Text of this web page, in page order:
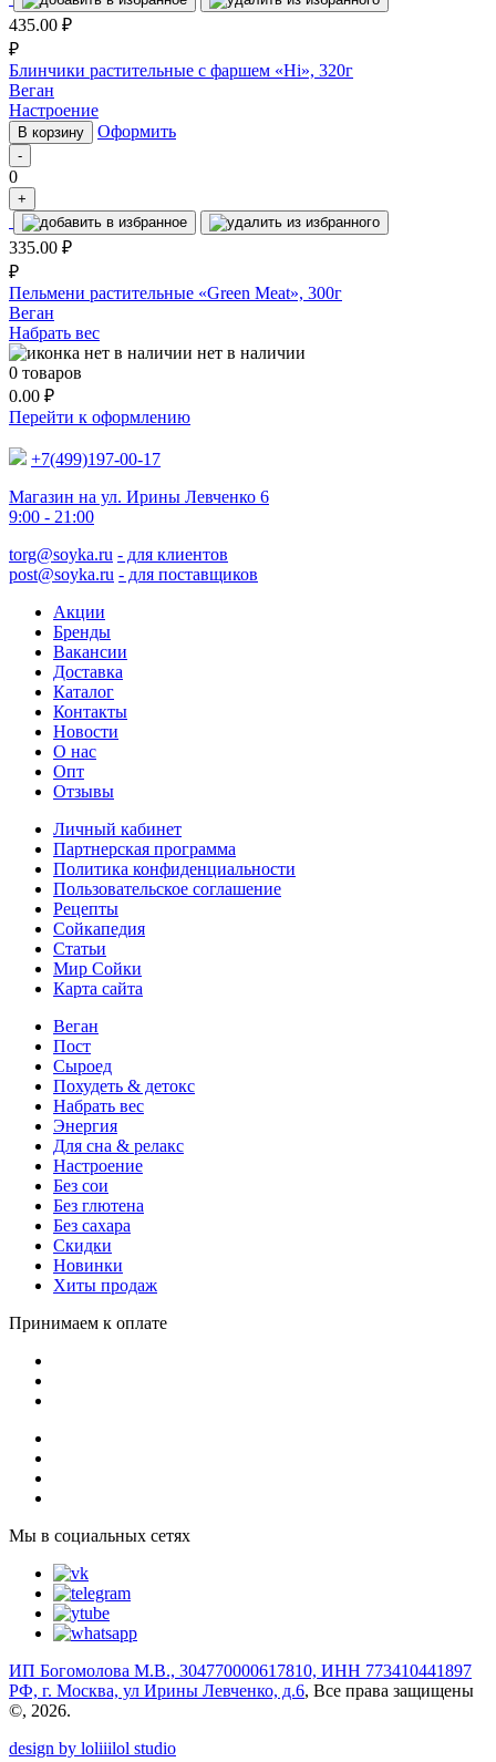
435.00 ₽
₽
Блинчики растительные с фаршем «Hi», 320г
Веган
Настроение
В корзину Оформить
-
0
+
335.00 ₽
₽
Пельмени растительные «Green Meat», 300г
Веган
Набрать вес
нет в наличии
0 товаров
0.00 ₽
Перейти к оформлению
+7(499)197-00-17
Магазин на ул. Ирины Левченко 6
9:00 - 21:00
torg@soyka.ru - для клиентов
post@soyka.ru - для поставщиков
Акции
Бренды
Вакансии
Доставка
Каталог
Контакты
Новости
О нас
Опт
Отзывы
Личный кабинет
Партнерская программа
Политика конфиденциальности
Пользовательское соглашение
Рецепты
Сойкапедия
Статьи
Мир Сойки
Карта сайта
Веган
Пост
Сыроед
Похудеть & детокс
Набрать вес
Энергия
Для сна & релакс
Настроение
Без сои
Без глютена
Без сахара
Скидки
Новинки
Хиты продаж
Принимаем к оплате
Мы в социальных сетях
ИП Богомолова М.В., 304770000617810, ИНН 773410441897
РФ, г. Москва, ул Ирины Левченко, д.6, Все права защищены
©, 2026.
design by loliiilol studio